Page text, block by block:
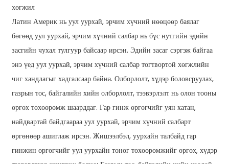
хөгжил
Латин Америк нь уул уурхай, эрчим хүчний нөөцөөр баялаг
бөгөөд уул уурхай, эрчим хүчний салбар нь бүс нутгийн эдийн
засгийн чухал тулгуур байсаар ирсэн. Эдийн засаг сэргэж байгаа
энэ үед уул уурхай, эрчим хүчний салбар тогтвортой хөгжлийн
чиг хандлагыг хадгалсаар байна. Олборлолт, хүдэр боловсруулах,
газрын тос, байгалийн хийн олборлолт, тээвэрлэлт нь олон тооны
өргөх төхөөрөмж шаарддаг. Гар гинж өргөгчийг уян хатан,
найдвартай байдгаараа уул уурхай, эрчим хүчний салбарт
өргөнөөр ашиглаж ирсэн. Жишээлбэл, уурхайн талбайд гар
гинжин өргөгчийг уул уурхайн тоног төхөөрөмжийг өргөх, хүдэр